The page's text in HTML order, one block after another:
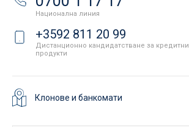
Национална линия
+3592 811 20 99
Дистанционно кандидатстване за кредитни
продукти
Клонове и банкомати